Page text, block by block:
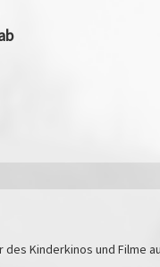
Kinderkinos und Filme